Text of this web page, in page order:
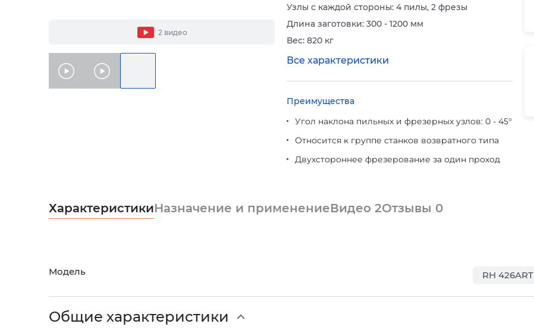
2 видео
Узлы с каждой стороны: 4 пилы, 2 фрезы
Длина заготовки: 300 - 1200 мм
Вес: 820 кг
Все характеристики
Преимущества
Угол наклона пильных и фрезерных узлов: 0 - 45°
Относится к группе станков возвратного типа
Двухстороннее фрезерование за один проход
ХарактеристикиНазначение и применениеВидео 2Отзывы 0
Модель RH 426ART
Общие характеристики